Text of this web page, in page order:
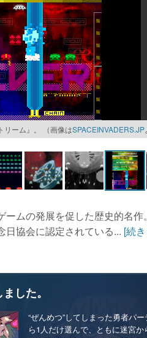
リーム』。 （画像はSPACEINVADERS.JP
ムの発展を促した歴史的名作
日協会に認定されている... [続
した。
“ぜんめつ”してしまった勇者パ
ら1人だけ選んで、ともに迷宮か